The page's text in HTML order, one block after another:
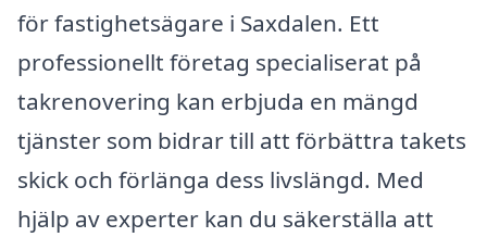
för fastighetsägare i Saxdalen. Ett
professionellt företag specialiserat på
takrenovering kan erbjuda en mängd
tjänster som bidrar till att förbättra takets
skick och förlänga dess livslängd. Med
hjälp av experter kan du säkerställa att